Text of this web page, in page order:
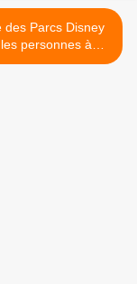
des Parcs Disney
personnes à
mobilité réduite >